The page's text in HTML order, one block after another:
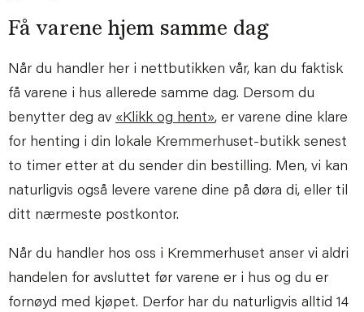
Få varene hjem samme dag
Når du handler her i nettbutikken vår, kan du faktisk
få varene i hus allerede samme dag. Dersom du
benytter deg av «Klikk og hent», er varene dine klare
for henting i din lokale Kremmerhuset-butikk senest
to timer etter at du sender din bestilling. Men, vi kan
naturligvis også levere varene dine på døra di, eller til
ditt nærmeste postkontor.
Når du handler hos oss i Kremmerhuset anser vi aldri
handelen for avsluttet før varene er i hus og du er
fornøyd med kjøpet. Derfor har du naturligvis alltid 14